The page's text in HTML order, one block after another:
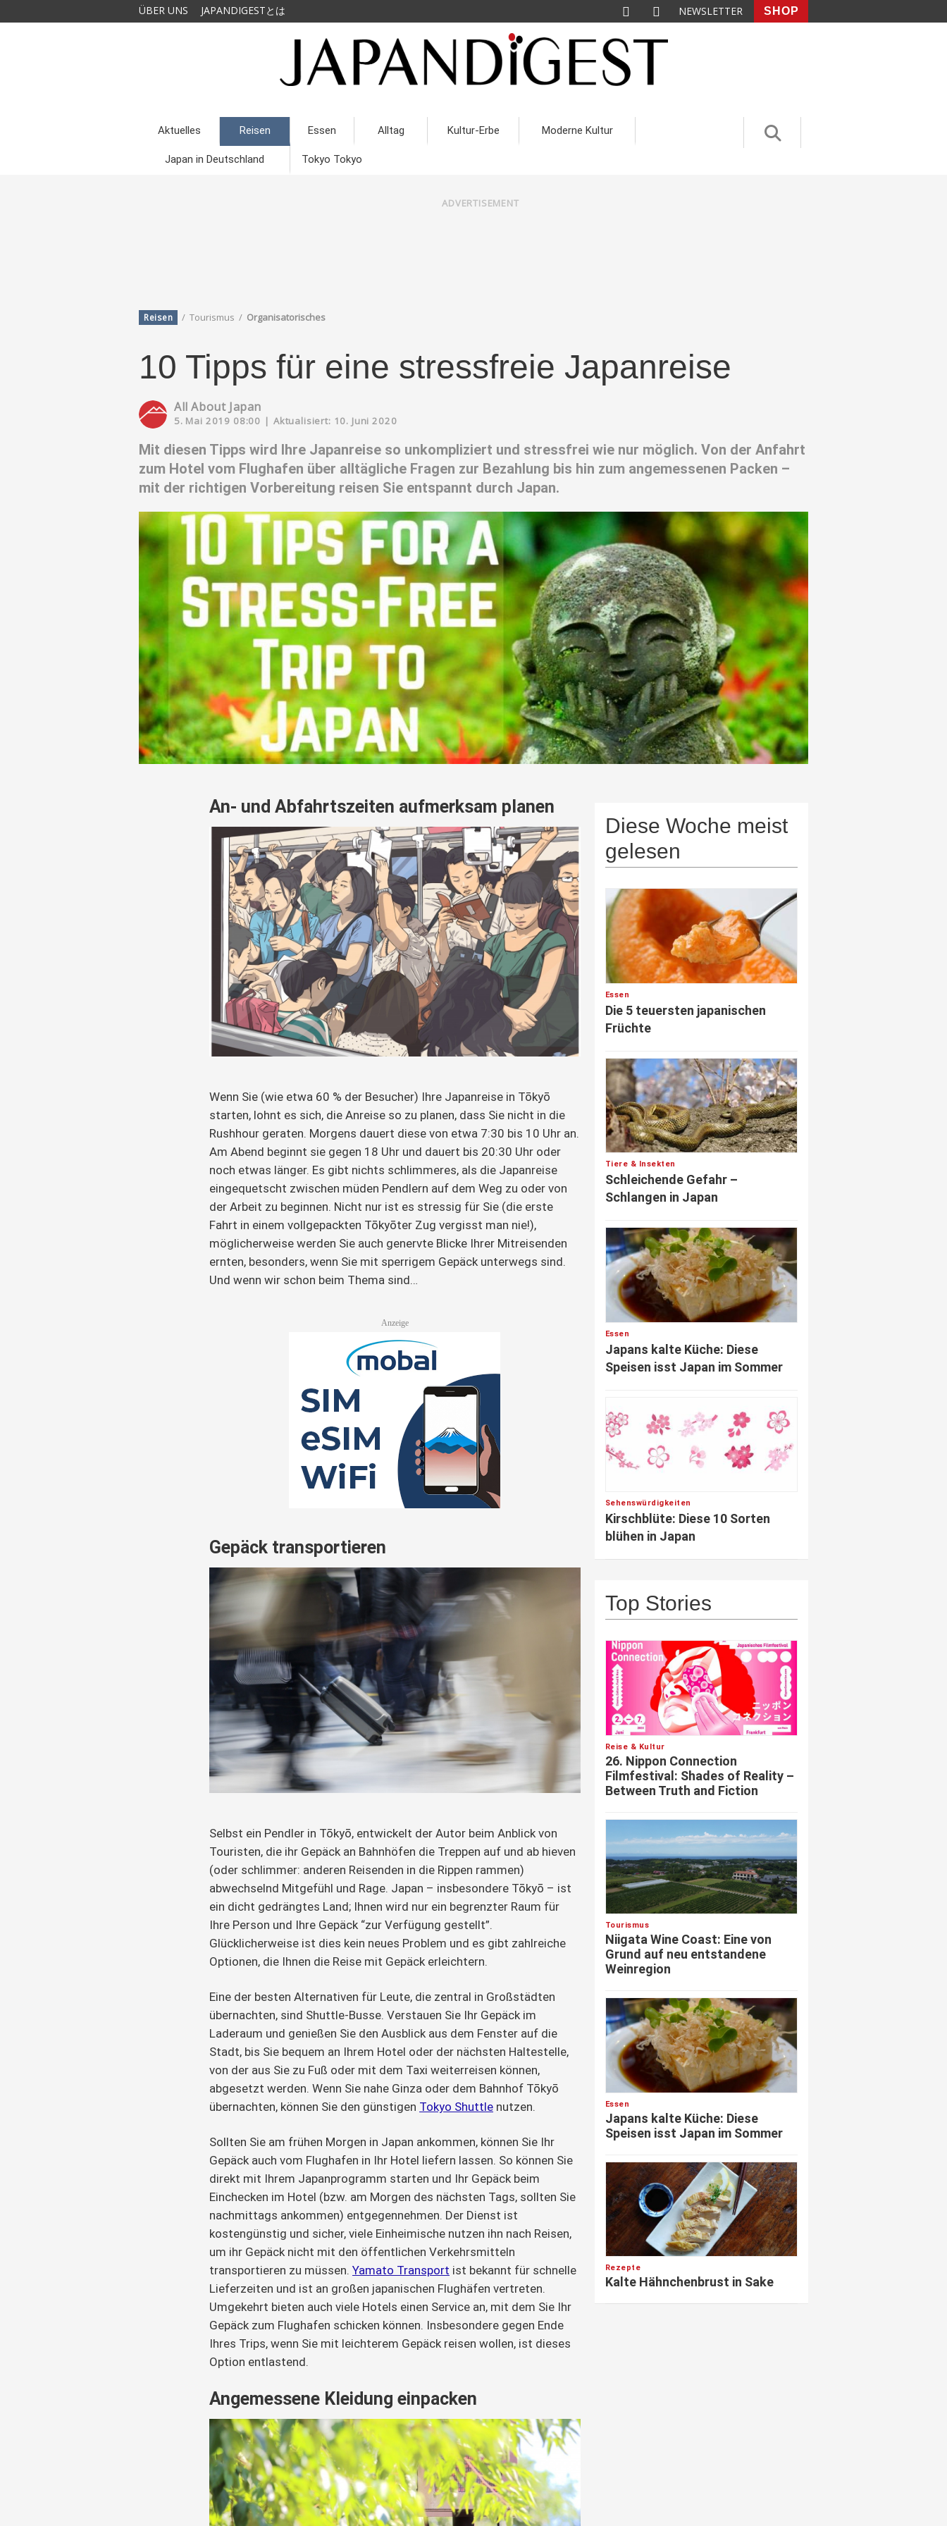
ÜBER UNS JAPANDIGESTとは NEWSLETTER SHOP
Aktuelles Reisen Essen Alltag Kultur-Erbe Moderne Kultur
Japan in Deutschland Tokyo Tokyo
ADVERTISEMENT
Reisen / Tourismus / Organisatorisches
10 Tipps für eine stressfreie Japanreise
All About Japan
5. Mai 2019 08:00 | Aktualisiert: 10. Juni 2020
Mit diesen Tipps wird Ihre Japanreise so unkompliziert und stressfrei wie nur möglich. Von der Anfahrt
zum Hotel vom Flughafen über alltägliche Fragen zur Bezahlung bis hin zum angemessenen Packen –
mit der richtigen Vorbereitung reisen Sie entspannt durch Japan.
An- und Abfahrtszeiten aufmerksam planen
Wenn Sie (wie etwa 60 % der Besucher) Ihre Japanreise in Tōkyō
starten, lohnt es sich, die Anreise so zu planen, dass Sie nicht in die
Rushhour geraten. Morgens dauert diese von etwa 7:30 bis 10 Uhr an.
Am Abend beginnt sie gegen 18 Uhr und dauert bis 20:30 Uhr oder
noch etwas länger. Es gibt nichts schlimmeres, als die Japanreise
eingequetscht zwischen müden Pendlern auf dem Weg zu oder von
der Arbeit zu beginnen. Nicht nur ist es stressig für Sie (die erste
Fahrt in einem vollgepackten Tōkyōter Zug vergisst man nie!),
möglicherweise werden Sie auch genervte Blicke Ihrer Mitreisenden
ernten, besonders, wenn Sie mit sperrigem Gepäck unterwegs sind.
Und wenn wir schon beim Thema sind…
Gepäck transportieren
Selbst ein Pendler in Tōkyō, entwickelt der Autor beim Anblick von
Touristen, die ihr Gepäck an Bahnhöfen die Treppen auf und ab hieven
(oder schlimmer: anderen Reisenden in die Rippen rammen)
abwechselnd Mitgefühl und Rage. Japan – insbesondere Tōkyō – ist
ein dicht gedrängtes Land; Ihnen wird nur ein begrenzter Raum für
Ihre Person und Ihre Gepäck “zur Verfügung gestellt”.
Glücklicherweise ist dies kein neues Problem und es gibt zahlreiche
Optionen, die Ihnen die Reise mit Gepäck erleichtern.
Eine der besten Alternativen für Leute, die zentral in Großstädten
übernachten, sind Shuttle-Busse. Verstauen Sie Ihr Gepäck im
Laderaum und genießen Sie den Ausblick aus dem Fenster auf die
Stadt, bis Sie bequem an Ihrem Hotel oder der nächsten Haltestelle,
von der aus Sie zu Fuß oder mit dem Taxi weiterreisen können,
abgesetzt werden. Wenn Sie nahe Ginza oder dem Bahnhof Tōkyō
übernachten, können Sie den günstigen Tokyo Shuttle nutzen.
Sollten Sie am frühen Morgen in Japan ankommen, können Sie Ihr
Gepäck auch vom Flughafen in Ihr Hotel liefern lassen. So können Sie
direkt mit Ihrem Japanprogramm starten und Ihr Gepäck beim
Einchecken im Hotel (bzw. am Morgen des nächsten Tags, sollten Sie
nachmittags ankommen) entgegennehmen. Der Dienst ist
kostengünstig und sicher, viele Einheimische nutzen ihn nach Reisen,
um ihr Gepäck nicht mit den öffentlichen Verkehrsmitteln
transportieren zu müssen. Yamato Transport ist bekannt für schnelle
Lieferzeiten und ist an großen japanischen Flughäfen vertreten.
Umgekehrt bieten auch viele Hotels einen Service an, mit dem Sie Ihr
Gepäck zum Flughafen schicken können. Insbesondere gegen Ende
Ihres Trips, wenn Sie mit leichterem Gepäck reisen wollen, ist dieses
Option entlastend.
Angemessene Kleidung einpacken
Diese Woche meist
gelesen
Essen
Die 5 teuersten japanischen
Früchte
Tiere & Insekten
Schleichende Gefahr –
Schlangen in Japan
Essen
Japans kalte Küche: Diese
Speisen isst Japan im Sommer
Sehenswürdigkeiten
Kirschblüte: Diese 10 Sorten
blühen in Japan
Top Stories
Reise & Kultur
26. Nippon Connection
Filmfestival: Shades of Reality –
Between Truth and Fiction
Tourismus
Niigata Wine Coast: Eine von
Grund auf neu entstandene
Weinregion
Essen
Japans kalte Küche: Diese
Speisen isst Japan im Sommer
Rezepte
Kalte Hähnchenbrust in Sake